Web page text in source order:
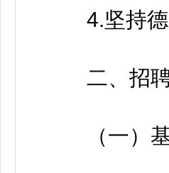
4.坚持德
二、招聘
（一）基